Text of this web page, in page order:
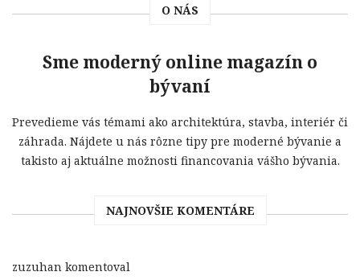
O NÁS
Sme moderný online magazín o
bývaní
Prevedieme vás témami ako architektúra, stavba, interiér či
záhrada. Nájdete u nás rôzne tipy pre moderné bývanie a
takisto aj aktuálne možnosti financovania vášho bývania.
NAJNOVŠIE KOMENTÁRE
zuzuhan komentoval